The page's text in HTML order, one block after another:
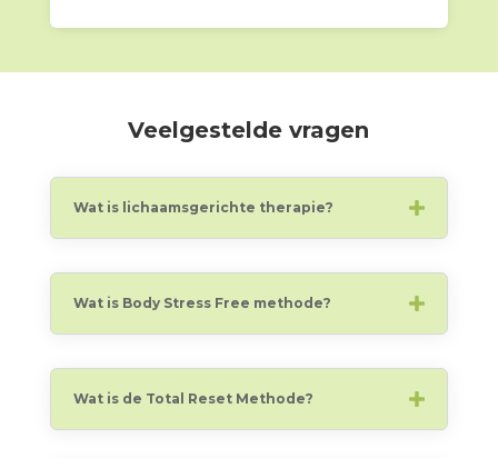
Veelgestelde vragen
Wat is lichaamsgerichte therapie?
Wat is Body Stress Free methode?
Wat is de Total Reset Methode?